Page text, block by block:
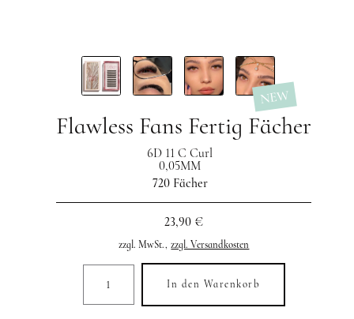
Flawless Fans Fertig Fächer
6D 11 C Curl
0,05MM
720 Fächer
NEW
23,90 €
zzgl. MwSt., zzgl. Versandkosten
In den Warenkorb